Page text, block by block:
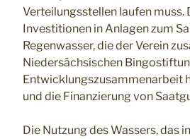
Verteilungsstellen laufen muss.
Investitionen in Anlagen zum
Regenwasser, die der Verein
Niedersächsischen
Entwicklungszusammenarbeit
und die Finanzierung von
Die Nutzung des Wassers, das